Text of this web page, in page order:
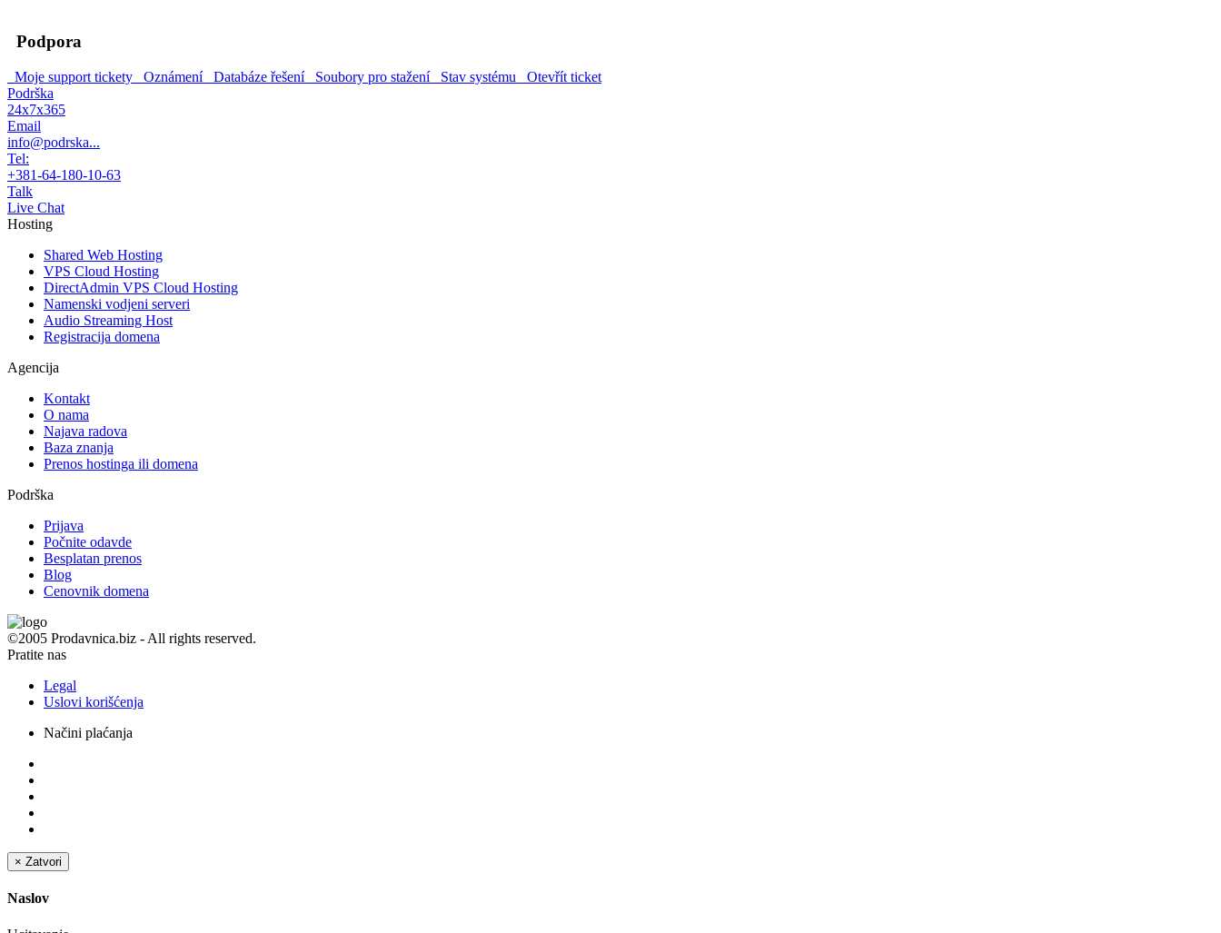
Podpora
Moje support tickety Oznámení Databáze řešení Soubory pro stažení Stav systému
Otevřít ticket
Podrška
24x7x365
Email
info@podrska...
Tel:
+381-64-180-10-63
Talk
Live Chat
Hosting
Shared Web Hosting
VPS Cloud Hosting
DirectAdmin VPS Cloud Hosting
Namenski vodjeni serveri
Audio Streaming Host
Registracija domena
Agencija
Kontakt
O nama
Najava radova
Baza znanja
Prenos hostinga ili domena
Podrška
Prijava
Počnite odavde
Besplatan prenos
Blog
Cenovnik domena
©2005 Prodavnica.biz - All rights reserved.
Pratite nas
Legal
Uslovi korišćenja
Načini plaćanja
× Zatvori
Naslov